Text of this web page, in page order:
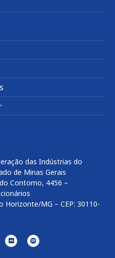
das Indústrias do
de Minas Gerais
Contorno, 4456 –
Horizonte/MG – CEP: 30110-